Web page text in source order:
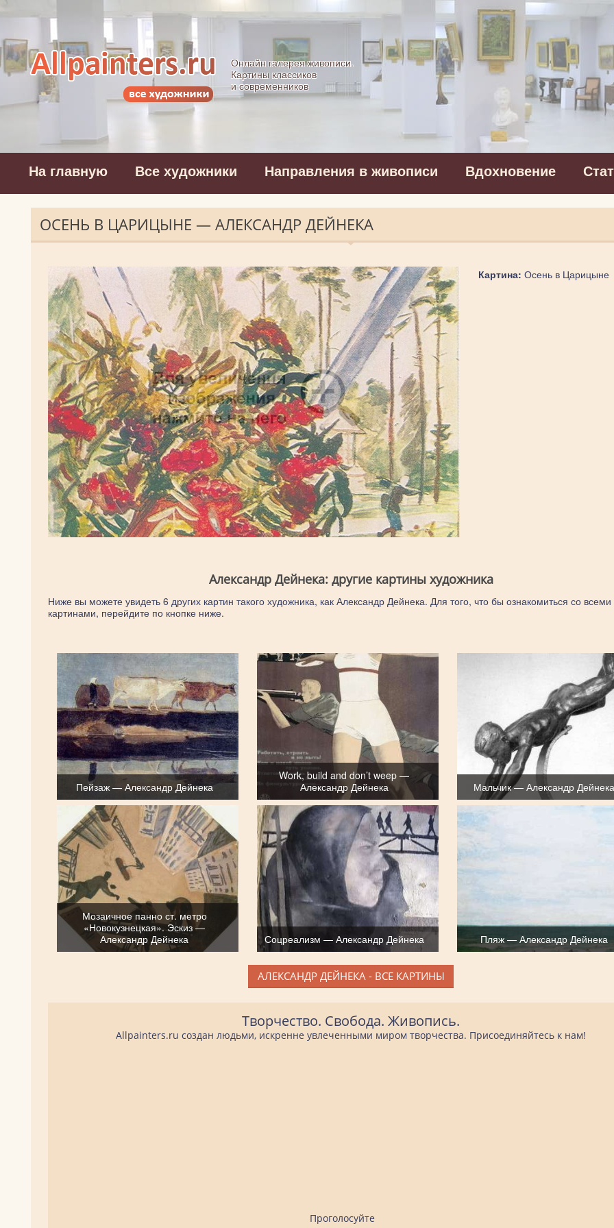
Allpainters.ru - картинная галерея
Онлайн галерея живописи.
Картины классиков
и современников
На главную Все художники Направления в живописи Вдохновение
ОСЕНЬ В ЦАРИЦЫНЕ — АЛЕКСАНДР ДЕЙНЕКА
Картина: Осень в Царицыне
Александр Дейнека: другие картины художника
Ниже вы можете увидеть 6 других картин такого художника, как Александр Дейнека. Для того, что бы ознакомиться со всеми
картинами, перейдите по кнопке ниже.
Пейзаж — Александр Дейнека
Work, build and don’t weep —
Александр Дейнека
Мальчик — Александр Дейнека
Мозаичное панно ст. метро
«Новокузнецкая». Эскиз —
Александр Дейнека
Соцреализм — Александр Дейнека Пляж — Александр Дейнека
АЛЕКСАНДР ДЕЙНЕКА - ВСЕ КАРТИНЫ
Творчество. Свобода. Живопись.
Allpainters.ru создан людьми, искренне увлеченными миром творчества. Присоединяйтесь к нам!
Проголосуйте